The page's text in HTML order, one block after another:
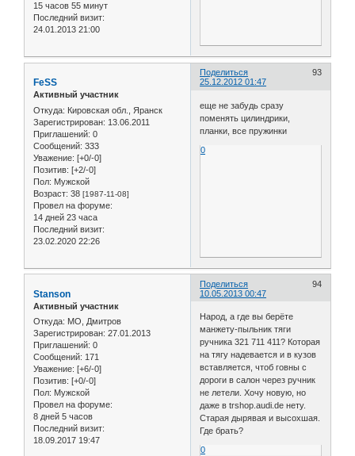
15 часов 55 минут
Последний визит:
24.01.2013 21:00
Поделиться
93
25.12.2012 01:47
FeSS
Активный участник
Откуда: Кировская обл., Яранск
Зарегистрирован: 13.06.2011
Приглашений: 0
Сообщений: 333
Уважение: [+0/-0]
Позитив: [+2/-0]
Пол: Мужской
Возраст: 38 [1987-11-08]
Провел на форуме:
14 дней 23 часа
Последний визит:
23.02.2020 22:26
еще не забудь сразу
поменять цилиндрики,
планки, все пружинки
0
Поделиться
94
10.05.2013 00:47
Stanson
Активный участник
Откуда: МО, Дмитров
Зарегистрирован: 27.01.2013
Приглашений: 0
Сообщений: 171
Уважение: [+6/-0]
Позитив: [+0/-0]
Пол: Мужской
Провел на форуме:
8 дней 5 часов
Последний визит:
18.09.2017 19:47
Народ, а где вы берёте
манжету-пыльник тяги
ручника 321 711 411? Которая
на тягу надевается и в кузов
вставляется, чтоб говны с
дороги в салон через ручник
не летели. Хочу новую, но
даже в trshop.audi.de нету.
Старая дырявая и высохшая.
Где брать?
0